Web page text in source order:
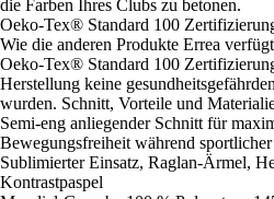
die Farben Ihres Clubs zu betonen.
Oeko-Tex® Standard 100
Wie die anderen Produkte Errea
Oeko-Tex® Standard 100
Herstellung keine
wurden. Schnitt, Vorteile und
Semi-eng anliegender Schnitt für
Bewegungsfreiheit während
Sublimierter Einsatz, Raglan-Ärmel,
Kontrastpaspel